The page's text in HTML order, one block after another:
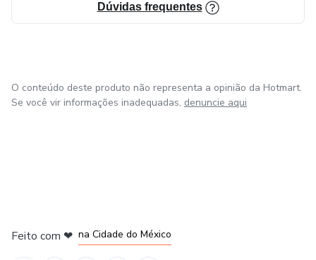
Dúvidas frequentes
O conteúdo deste produto não representa a opinião da Hotmart.
Se você vir informações inadequadas, denuncie aqui
Feito com ❤ na Cidade do México